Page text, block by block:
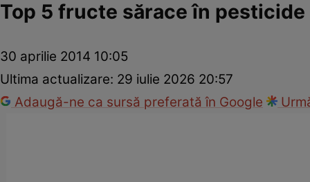
Top 5 fructe sărace în pesticide
30 aprilie 2014 10:05
Ultima actualizare: 29 iulie 2026 20:57
Adaugă-ne ca sursă preferată în Google